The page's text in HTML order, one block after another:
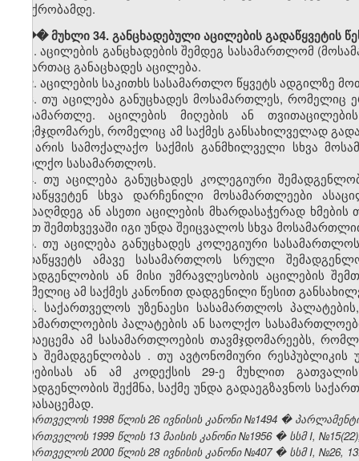
პაექრობამდე.
��� მუხლი 34. განცხადებული აცილების გადაწყვეტის
1. აცილების განცხადების შემდეგ სასამართლომ
მიმართაც განაცხადეს აცილება.
2. აცილების საკითხს სასამართლო წყვეტს ადგილზე
3. თუ აცილება განუცხადეს მოსამართლეს, რომელიც
მოსამართლე. აცილების მიღების ან თვითაცილების
თავმჯდომარეს, რომელიც ამ საქმეს განსახილველად
არ არის სამოქალაქო საქმის განმხილველი სხვა
საოლქო სასამართლოს.
4. თუ აცილება განუცხადეს კოლეგიური
გადაწყვეტენ სხვა დარჩენილი მოსამართლეები
წინააღმდეგ ან ასეთი აცილების მხარდასაჭერად
ასეთ შემთხვევაში იგი უნდა შეიცვალოს სხვა
5. თუ აცილება განუცხადეს კოლეგიური
გადაწყვეტს ამავე სასამართლოს სრული
შემადგენლობის ან მისი უმრავლესობის აცილების
რომელიც ამ საქმეს კანონით დადგენილი წესით
6. საქართველოს უზენაესი სასამართლოს
სასამართლოების პალატების ან საოლქო
გადაეცემა ამ სასამართლოების თავმჯდომარეებს,
სხვა შემადგენლობას . თუ ავტონომიური
მიღებისას ან ამ კოდექსის 29-ე მუხლით
შემადგენლობის შექმნა, საქმე უნდა გადაეგზავნოს
გადასაცემად.
საქართველოს 1998 წლის 26 ივნისის კანონი №1494 �
საქართველოს 1999 წლის 13 მაისის კანონი №1956 � სსმ I,
საქართველოს 2000 წლის 28 ივნისის კანონი №407 � სსმ I, №26,